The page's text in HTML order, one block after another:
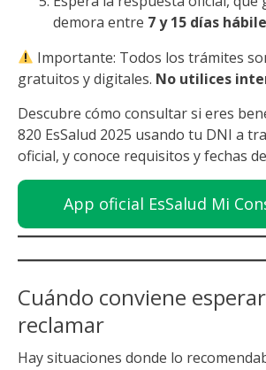
demora entre 7 y 15 días
Importante: Todos los trámites
gratuitos y digitales. No utilices
Descubre cómo consultar si eres
820 EsSalud 2025 usando tu DNI a
oficial, y conoce requisitos y fechas
App oficial EsSalud Mi
Cuándo conviene
reclamar
Hay situaciones donde lo